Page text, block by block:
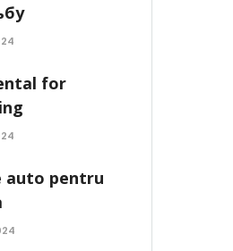
for
auto pentru